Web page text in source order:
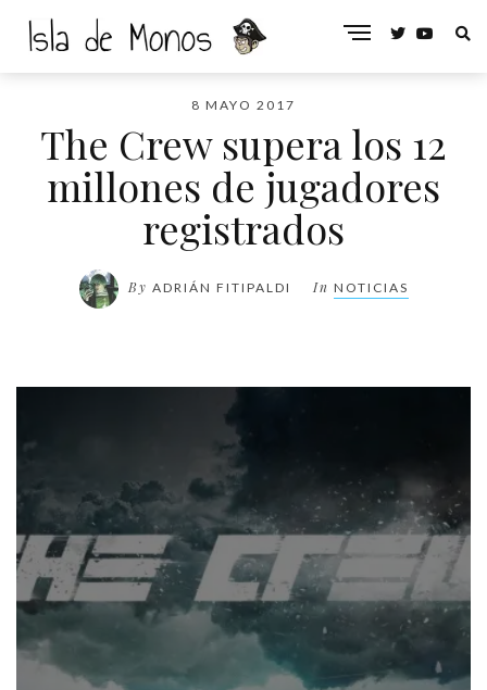
8 MAYO 2017
The Crew supera los 12
millones de jugadores
registrados
By ADRIÁN FITIPALDI In NOTICIAS